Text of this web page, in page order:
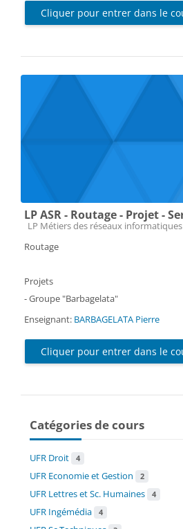
Cliquer pour entrer dans le
LP ASR - Routage - Projet -
Catégorie de cours
LP Métiers des réseaux
Routage
Projets
- Groupe "Barbagelata"
Enseignant: BARBAGELATA Pierre
Cliquer pour entrer dans le
Catégories de cours
UFR Droit 4
UFR Economie et Gestion 2
UFR Lettres et Sc. Humaines 4
UFR Ingémédia 4